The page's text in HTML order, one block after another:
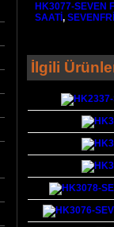
HK3077-SEVEN
SAATİ,
İlgili